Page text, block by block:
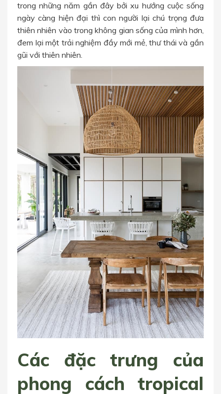
trong những năm gần đây bởi xu hướng cuộc sống
ngày càng hiện đại thì con người lại chú trọng đưa
thiên nhiên vào trong không gian sống của mình hơn,
đem lại một trải nghiệm đầy mới mẻ, thư thái và gần
gũi với thiên nhiên.
Các đặc trưng của
phong cách tropical